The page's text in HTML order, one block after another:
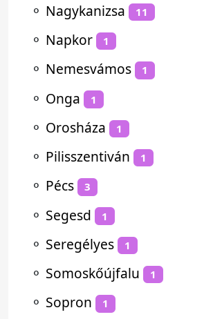
⚬ Nagykanizsa 11
⚬ Napkor 1
⚬ Nemesvámos 1
⚬ Onga 1
⚬ Orosháza 1
⚬ Pilisszentiván 1
⚬ Pécs 3
⚬ Segesd 1
⚬ Seregélyes 1
⚬ Somoskőújfalu 1
⚬ Sopron 1